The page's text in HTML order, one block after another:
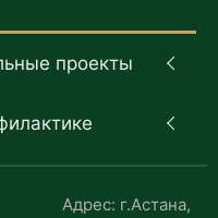
проекты
Адрес: г.Астана,